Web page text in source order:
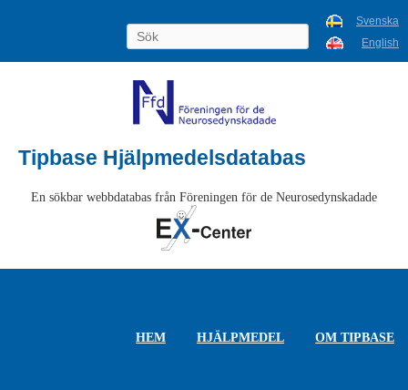
Svenska
English
Tipbase Hjälpmedelsdatabas
En sökbar webbdatabas från Föreningen för de Neurosedynskadade
HEM HJÄLPMEDEL OM TIPBASE